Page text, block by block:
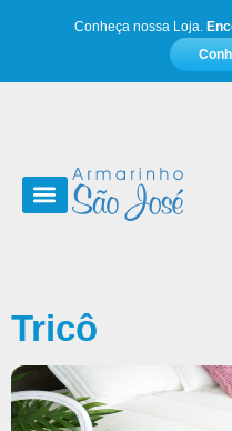
Conheça nossa Loja.
Tricô